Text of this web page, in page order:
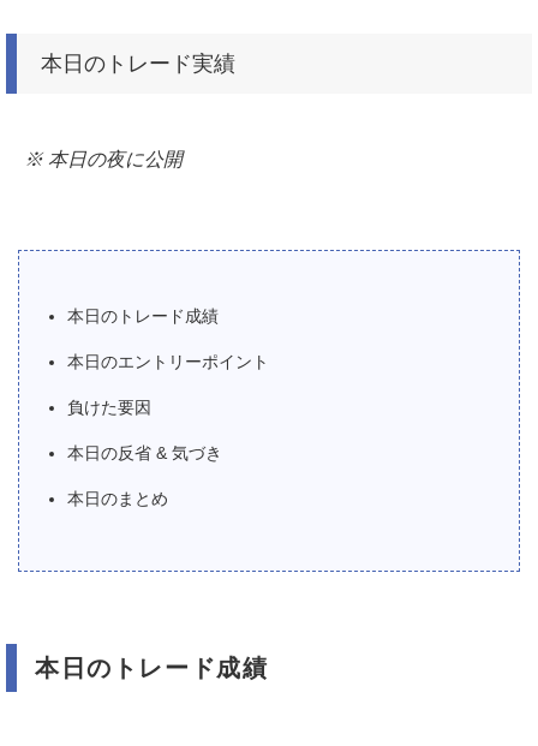
本日のトレード実績
※ 本日の夜に公開
本日のトレード成績
本日のエントリーポイント
負けた要因
本日の反省 & 気づき
本日のまとめ
本日のトレード成績